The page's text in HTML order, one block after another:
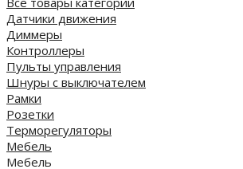
Датчики движения
Диммеры
Контроллеры
Пульты управления
Шнуры с выключателем
Рамки
Розетки
Терморегуляторы
Мебель
Мебель